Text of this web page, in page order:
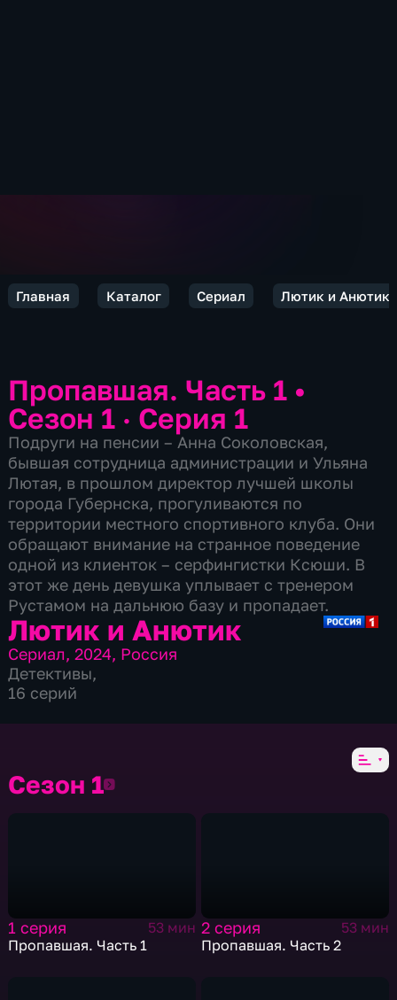
Главная Каталог Сериал Лютик и Анютик
Пропавшая. Часть 1 •
Сезон 1 · Серия 1
Подруги на пенсии – Анна Соколовская,
бывшая сотрудница администрации и Ульяна
Лютая, в прошлом директор лучшей школы
города Губернска, прогуливаются по
территории местного спортивного клуба. Они
обращают внимание на странное поведение
одной из клиенток – серфингистки Ксюши. В
этот же день девушка уплывает с тренером
Рустамом на дальнюю базу и пропадает.
Лютик и Анютик
Сериал,2024, Россия
Детективы,
16 серий
Сезон 1Сезон 1
1 серия
53 мин
Пропавшая. Часть 1
2 серия
53 мин
Пропавшая. Часть 2